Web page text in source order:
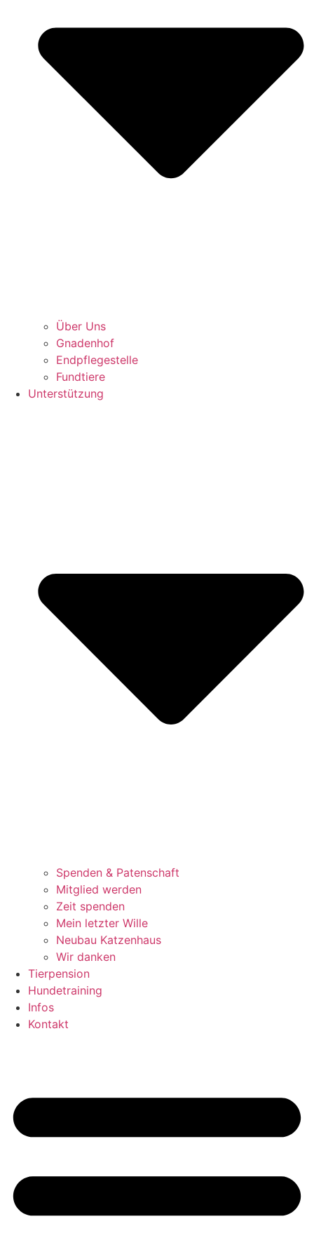
Über Uns
Gnadenhof
Endpflegestelle
Fundtiere
Unterstützung
Spenden & Patenschaft
Mitglied werden
Zeit spenden
Mein letzter Wille
Neubau Katzenhaus
Wir danken
Tierpension
Hundetraining
Infos
Kontakt